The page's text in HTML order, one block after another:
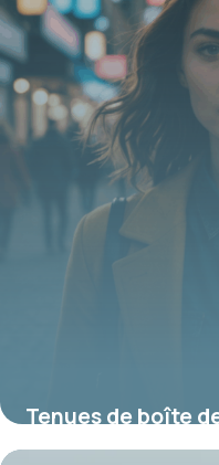
Tenues de boîte
tendances et